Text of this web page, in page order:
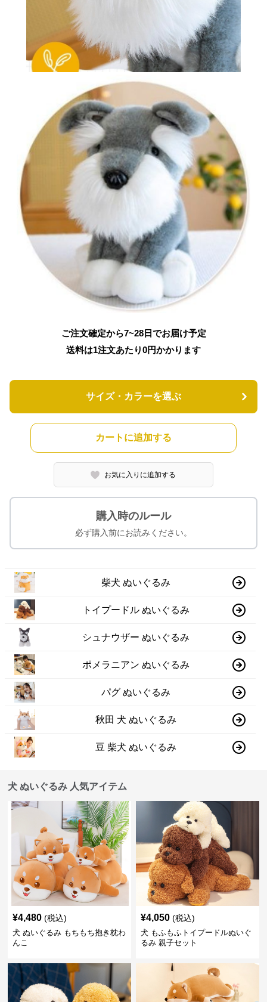
ご注文確定から7~28日でお届け予定
送料は1注文あたり0円かかります
サイズ・カラーを選ぶ
カートに追加する
お気に入りに追加する
購入時のルール
必ず購入前にお読みください。
柴犬 ぬいぐるみ
トイプードル ぬいぐるみ
シュナウザー ぬいぐるみ
ポメラニアン ぬいぐるみ
パグ ぬいぐるみ
秋田 犬 ぬいぐるみ
豆 柴犬 ぬいぐるみ
犬 ぬいぐるみ 人気アイテム
¥4,480 (税込)
犬 ぬいぐるみ もちもち抱き枕わ
んこ
¥4,050 (税込)
犬 もふもふトイプードルぬいぐ
るみ 親子セット